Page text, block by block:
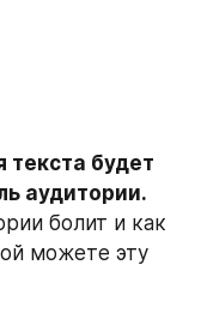
текста будет
аудитории.
болит и как
можете эту